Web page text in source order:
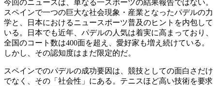
今回のニュースは、単なる一スポーツの結果報告ではない。
スペインで一つの巨大な社会現象・産業となったパデルの力
学と、日本におけるニュースポーツ普及のヒントを内包して
いる。日本でも近年、パデルの人気は着実に高まっており、
全国のコート数は400面を超え、愛好家も増え続けている。
しかし、その認知度はまだ限定的だ。
スペインでのパデルの成功要因は、競技としての面白さだけ
でなく、その「社会性」にある。テニスほど高い技術を要求